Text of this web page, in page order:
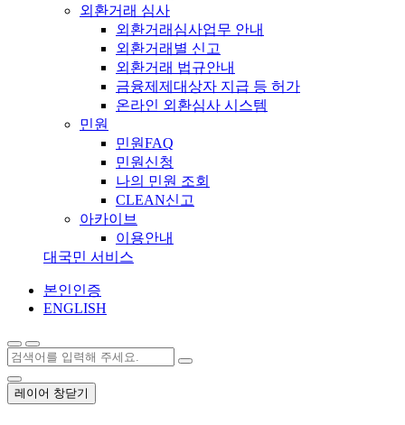
외환거래 심사
외환거래심사업무 안내
외환거래별 신고
외환거래 법규안내
금융제제대상자 지급 등 허가
온라인 외환심사 시스템
민원
민원FAQ
민원신청
나의 민원 조회
CLEAN신고
아카이브
이용안내
대국민 서비스
본인인증
ENGLISH
레이어 창닫기